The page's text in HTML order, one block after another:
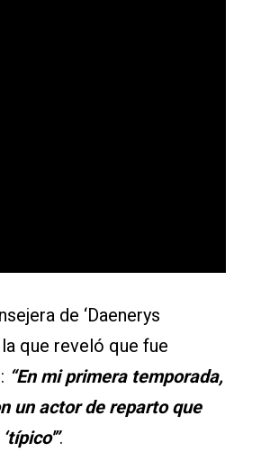
de ‘Daenerys
que reveló que fue
“En mi primera temporada,
un actor de reparto que
.